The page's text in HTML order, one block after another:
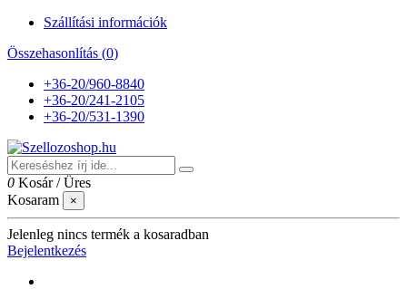
Szállítási információk
Összehasonlítás (0)
+36-20/960-8840
+36-20/241-2105
+36-20/531-1390
0 Kosár /Üres
Kosaram
×
Jelenleg nincs termék a kosaradban
Bejelentkezés